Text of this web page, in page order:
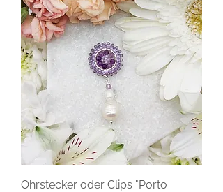
Ohrstecker oder Clips "Porto